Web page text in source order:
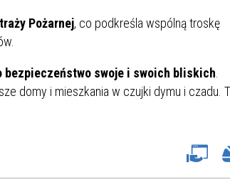
Pożarnej, co podkreśla wspólną troskę
bezpieczeństwo swoje i swoich bliskich
domy i mieszkania w czujki dymu i czadu.